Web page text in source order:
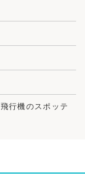
行機のスポッテ